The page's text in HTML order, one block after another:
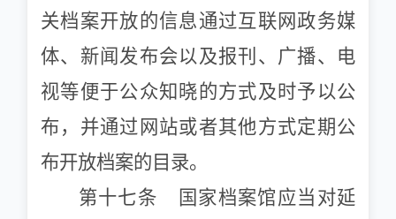
关档案开放的信息通过互联网政务媒
体、新闻发布会以及报刊、广播、电
视等便于公众知晓的方式及时予以公
布，并通过网站或者其他方式定期公
布开放档案的目录。
第十七条 国家档案馆应当对延